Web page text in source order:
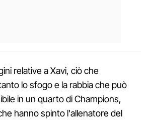
relative a Xavi, ciò che
lo sfogo e la rabbia che può
in un quarto di Champions,
hanno spinto l'allenatore del